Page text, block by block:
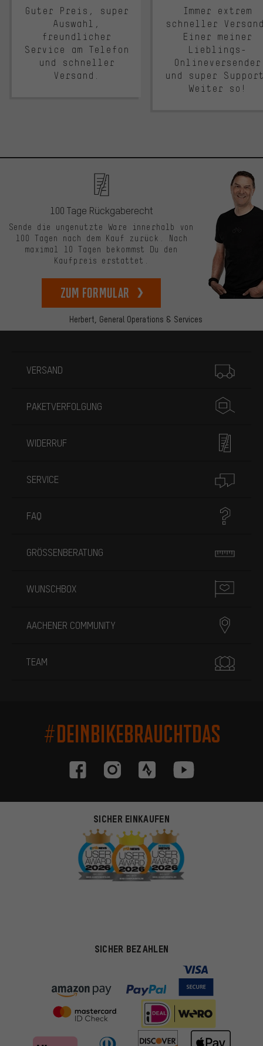
Guter Preis, super
Auswahl,
freundlicher
Service am Telefon
und schneller
Versand.
Immer extrem
schneller
Einer meiner
Lieblings-
Onlineversender
und super
Weiter so!
Herbert, General Operations & Services
100 Tage Rückgaberecht
Sende die ungenutzte Ware innerhalb von
100 Tagen nach dem Kauf zurück. Nach
maximal 10 Tagen bekommst Du den
Kaufpreis erstattet.
zum Formular
VERSAND
PAKETVERFOLGUNG
WIDERRUF
SERVICE
FAQ
GRÖSSENBERATUNG
WUNSCHBOX
AACHENER COMMUNITY
TEAM
#DEINBIKEBRAUCHTDAS
SICHER EINKAUFEN
SICHER BEZAHLEN